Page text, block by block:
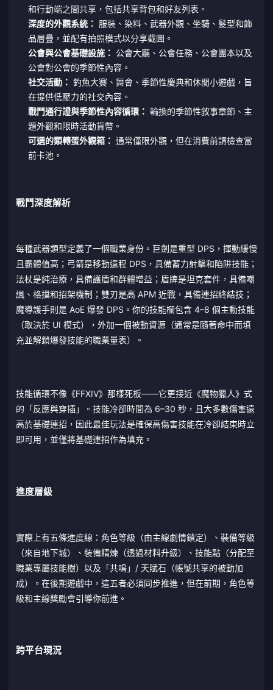
和行動端之間共享，包括共享背包和好友列表。
深度的外觀系統： 服裝、染料、武器外觀、坐騎、髮型和飾
品層疊，並配有拍照模式以分享截圖。
公會與公會基礎設施： 公會大廳、公會任務、公會團本以及
公會對公會的季節性內容。
社交活動： 釣魚大賽、舞會、季節性慶典和休閒小遊戲，旨
在提供低壓力的社交內容。
戰鬥通行證與季節性內容循環： 輪換的季節性敘事章節、主
題外觀和限時活動貨幣。
可選的類轉蛋外觀箱： 通常僅限外觀，但在消費前請檢查當
前卡池。
戰鬥深度解析
每種武器類型定義了一個職業身份。巨劍是重型 DPS，揮動緩慢
且霸體值高；弓箭是移動遠程 DPS，具備蓄力射擊和陷阱技能；
法杖是純治療，具備護盾和群體增益；盾牌是坦克套件，具備嘲
諷、格擋和招架機制；雙刃是高 APM 近戰，具備連招終結技；
魔導護手則是 AoE 爆發 DPS。你的技能欄包含 4–8 個主動技能
（取決於 UI 模式），外加一個被動資源（通常是隨著命中而填
充並解鎖爆發技能的職業量表）。
技能循環不像《FFXIV》那樣死板——它更接近《魔物獵人》式
的「反應與穿插」。技能冷卻時間為 6–30 秒，且大多數傷害遠
高於基礎連招，因此最佳玩法是確保高傷害技能在冷卻結束時立
即可用，並僅將基礎連招作為填充。
進度層級
實際上有五條進度線：角色等級（由主線劇情鎖定）、裝備等級
（來自地下城）、裝備精煉（透過材料升級）、技能點（分配至
職業專屬技能樹）以及「共鳴」/ 天賦石（帳號共享的被動加
成）。在後期遊戲中，這五者必須同步推進，但在前期，角色等
級和主線獎勵會引導你前進。
跨平台現況